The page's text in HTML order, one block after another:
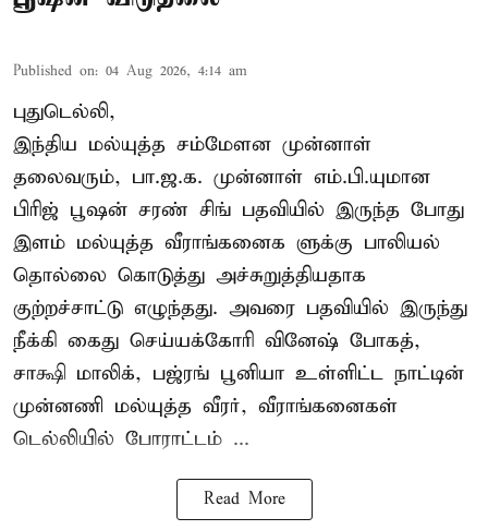
Published on: 04 Aug 2026, 4:14 am
புதுடெல்லி,
இந்திய மல்யுத்த சம்மேளன முன்னாள்
தலைவரும், பா.ஜ.க. முன்னாள் எம்.பி.யுமான
பிரிஜ் பூஷன் சரண் சிங் பதவியில் இருந்த போது
இளம் மல்யுத்த வீராங்கனைக ளுக்கு பாலியல்
தொல்லை கொடுத்து அச்சுறுத்தியதாக
குற்றச்சாட்டு எழுந்தது. அவரை பதவியில் இருந்து
நீக்கி கைது செய்யக்கோரி வினேஷ் போகத்,
சாக்ஷி மாலிக், பஜ்ரங் பூனியா உள்ளிட்ட நாட்டின்
முன்னணி மல்யுத்த வீரர், வீராங்கனைகள்
டெல்லியில் போராட்டம் ...
Read More